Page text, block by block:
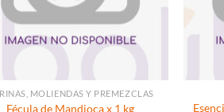
MOLIENDAS Y PREMEZCLAS
Fécula de Mandioca x 1 kg